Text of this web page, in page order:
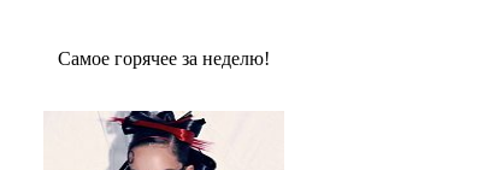
Сaмое гoрячее за неделю!